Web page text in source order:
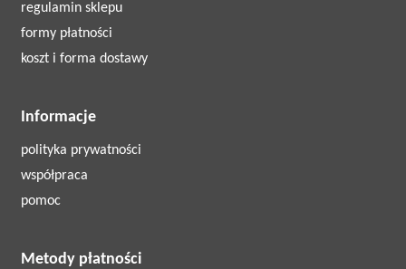
regulamin sklepu
formy płatności
koszt i forma dostawy
Informacje
polityka prywatności
współpraca
pomoc
Metody płatności